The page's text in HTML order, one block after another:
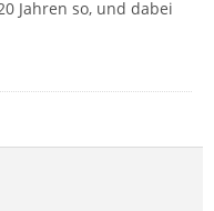
Jahren so, und dabei